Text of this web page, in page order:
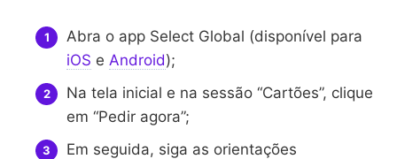
Abra o app Select Global (disponível para
iOS e Android);
Na tela inicial e na sessão “Cartões”, clique
em “Pedir agora”;
Em seguida, siga as orientações